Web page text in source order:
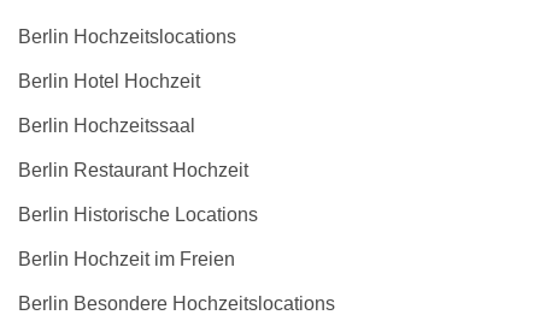
Berlin Hochzeitslocations
Berlin Hotel Hochzeit
Berlin Hochzeitssaal
Berlin Restaurant Hochzeit
Berlin Historische Locations
Berlin Hochzeit im Freien
Berlin Besondere Hochzeitslocations